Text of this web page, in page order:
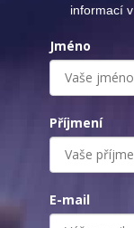
informací v
Jméno
Příjmení
E-mail